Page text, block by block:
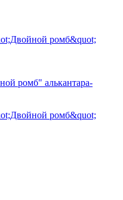
ромб" алькантара-